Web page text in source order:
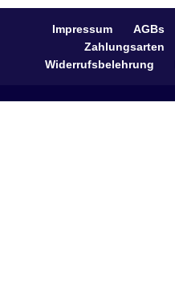
Impressum AGBs
Zahlungsarten
Widerrufsbelehrung